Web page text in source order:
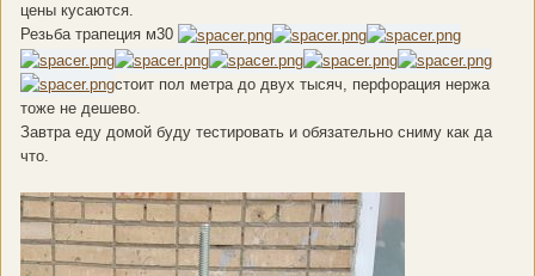
цены кусаются.
Резьба трапеция м30
стоит пол метра до двух тысяч, перфорация нержа
тоже не дешево.
Завтра еду домой буду тестировать и обязательно сниму как да
что.